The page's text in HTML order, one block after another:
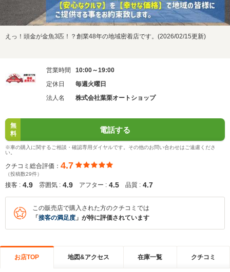
えっ！頭金が金魚3匹！？創業48年の地域密着店です。(2026/02/15更新)
営業時間
10:00～19:00
定休日
毎週火曜日
法人名
株式会社葉栗オートショップ
無
料
電話する
※車の購入に関するご相談・確認専用ダイヤルです。その他のお問い合わせはご遠慮くださ
い。
クチコミ総合評価： 4.7
（投稿数29件）
接客 : 4.9 雰囲気 : 4.9 アフター : 4.5 品質 : 4.7
この販売店で購入された方のクチコミでは
「 接客の満足度 」が特に評価されています
お店TOP 地図&アクセス 在庫一覧 クチコミ